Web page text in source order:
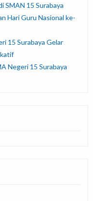
SMAN 15 Surabaya
Hari Guru Nasional ke-
15 Surabaya Gelar
Negeri 15 Surabaya